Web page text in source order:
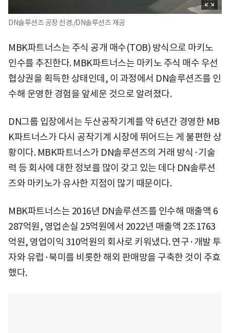
DN솔루션즈 공장 전경./DN솔루션즈 제공
MBK파트너스는 주식 공개 매수(TOB) 방식으로 마키노
인수를 추진한다. MBK파트너스는 마키노 주식 매수 우선
협상권을 획득한 상태인데, 이 과정에서 DN솔루션즈를 인
수해 운영한 경험을 앞세운 것으로 알려졌다.
DN그룹 입장에서는 두산공작기계를 약 6년간 경영한 MB
K파트너스가 다시 공작기계 시장에 뛰어드는 게 불편한 상
황이다. MBK파트너스가 DN솔루션즈의 거래 방식·기술
력 등 회사에 대한 정보를 많이 갖고 있는 데다 DN솔루션
즈와 마키노가 유사한 지점이 많기 때문이다.
MBK파트너스는 2016년 DN솔루션즈를 인수해 매출액 6
287억원, 영업손실 25억원에서 2022년 매출액 2조1763
억원, 영업이익 310억원의 회사로 키워냈다. 연구·개발 투
자와 유럽·북미를 비롯한 해외 판매망을 구축한 것이 주효
했다.